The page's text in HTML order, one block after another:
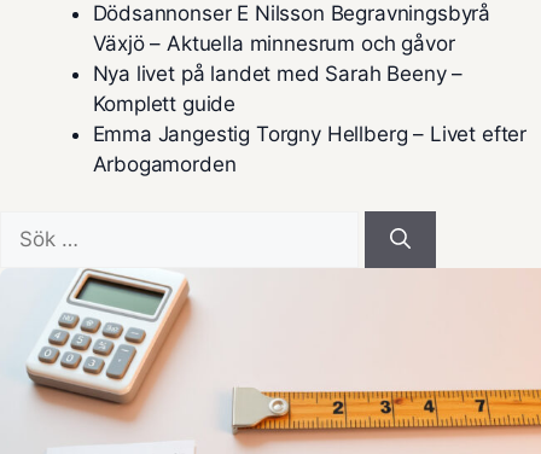
Dödsannonser E Nilsson Begravningsbyrå
Växjö – Aktuella minnesrum och gåvor
Nya livet på landet med Sarah Beeny –
Komplett guide
Emma Jangestig Torgny Hellberg – Livet efter
Arbogamorden
efter: